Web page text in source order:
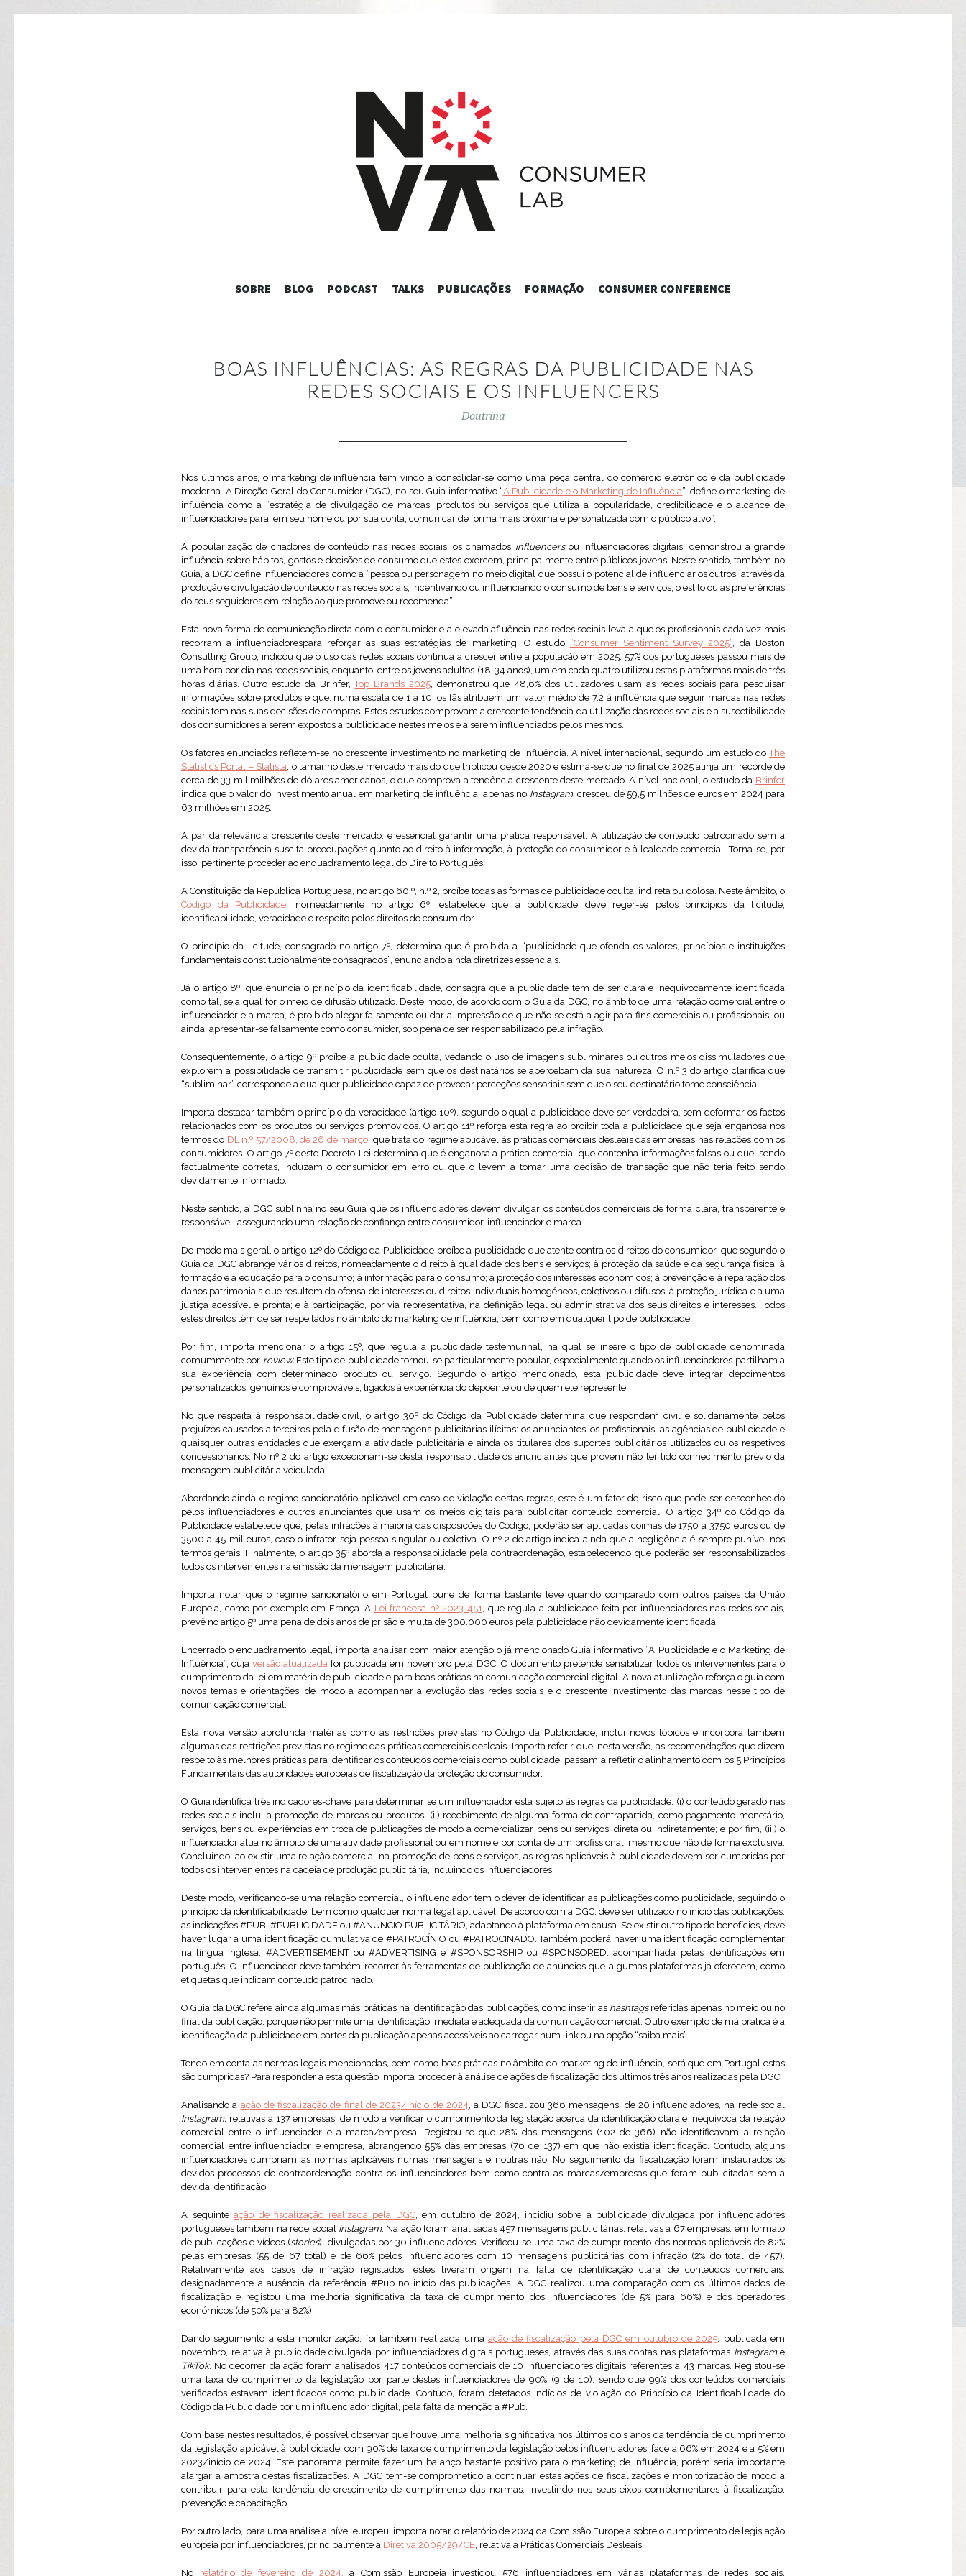
SKIP
SOBRE BLOG PODCAST TALKS PUBLICAÇÕES FORMAÇÃO CONSUMER CONFERENCE
BOAS INFLUÊNCIAS: AS REGRAS DA PUBLICIDADE NAS
REDES SOCIAIS E OS INFLUENCERS
Doutrina
Nos últimos anos, o marketing de influência tem vindo a consolidar-se como uma peça central do comércio eletrónico e da publicidade
moderna. A Direção-Geral do Consumidor (DGC), no seu Guia informativo “A Publicidade e o Marketing de Influência”, define o marketing de
influência como a “estratégia de divulgação de marcas, produtos ou serviços que utiliza a popularidade, credibilidade e o alcance de
influenciadores para, em seu nome ou por sua conta, comunicar de forma mais próxima e personalizada com o público alvo”.
A popularização de criadores de conteúdo nas redes sociais, os chamados influencers ou influenciadores digitais, demonstrou a grande
influência sobre hábitos, gostos e decisões de consumo que estes exercem, principalmente entre públicos jovens. Neste sentido, também no
Guia, a DGC define influenciadores como a “pessoa ou personagem no meio digital que possui o potencial de influenciar os outros, através da
produção e divulgação de conteúdo nas redes sociais, incentivando ou influenciando o consumo de bens e serviços, o estilo ou as preferências
do seus seguidores em relação ao que promove ou recomenda”.
Esta nova forma de comunicação direta com o consumidor e a elevada afluência nas redes sociais leva a que os profissionais cada vez mais
recorram a influenciadorespara reforçar as suas estratégias de marketing. O estudo “Consumer Sentiment Survey 2025”, da Boston
Consulting Group, indicou que o uso das redes sociais continua a crescer entre a população em 2025. 57% dos portugueses passou mais de
uma hora por dia nas redes sociais, enquanto, entre os jovens adultos (18-34 anos), um em cada quatro utilizou estas plataformas mais de três
horas diárias. Outro estudo da Brinfer,Top Brands 2025, demonstrou que 48,6% dos utilizadores usam as redes sociais para pesquisar
informações sobre produtos e que, numa escala de 1 a 10, os fãs atribuem um valor médio de 7.2 à influência que seguir marcas nas redes
sociais tem nas suas decisões de compras. Estes estudos comprovam a crescente tendência da utilização das redes sociais e a suscetibilidade
dos consumidores a serem expostos a publicidade nestes meios e a serem influenciados pelos mesmos.
Os fatores enunciados refletem-se no crescente investimento no marketing de influência. A nível internacional, segundo um estudo doThe
Statistics Portal – Statista, o tamanho deste mercado mais do que triplicou desde 2020 e estima-se que no final de 2025 atinja um recorde de
cerca de 33 mil milhões de dólares americanos, o que comprova a tendência crescente deste mercado. A nível nacional, o estudo da Brinfer
indica que o valor do investimento anual em marketing de influência, apenas no Instagram, cresceu de 59,5 milhões de euros em 2024 para
63 milhões em 2025.
A par da relevância crescente deste mercado, é essencial garantir uma prática responsável. A utilização de conteúdo patrocinado sem a
devida transparência suscita preocupações quanto ao direito à informação, à proteção do consumidor e à lealdade comercial. Torna-se, por
isso, pertinente proceder ao enquadramento legal do Direito Português.
A Constituição da República Portuguesa, no artigo 60.º, n.º 2, proíbe todas as formas de publicidade oculta, indireta ou dolosa. Neste âmbito, o
Código da Publicidade, nomeadamente no artigo 6º, estabelece que a publicidade deve reger-se pelos princípios da licitude,
identificabilidade, veracidade e respeito pelos direitos do consumidor.
O princípio da licitude, consagrado no artigo 7º, determina que é proibida a “publicidade que ofenda os valores, princípios e instituições
fundamentais constitucionalmente consagrados”, enunciando ainda diretrizes essenciais.
Já o artigo 8º, que enuncia o princípio da identificabilidade, consagra que a publicidade tem de ser clara e inequivocamente identificada
como tal, seja qual for o meio de difusão utilizado. Deste modo, de acordo com o Guia da DGC, no âmbito de uma relação comercial entre o
influenciador e a marca, é proibido alegar falsamente ou dar a impressão de que não se está a agir para fins comerciais ou profissionais, ou
ainda, apresentar-se falsamente como consumidor, sob pena de ser responsabilizado pela infração.
Consequentemente, o artigo 9º proíbe a publicidade oculta, vedando o uso de imagens subliminares ou outros meios dissimuladores que
explorem a possibilidade de transmitir publicidade sem que os destinatários se apercebam da sua natureza. O n.º 3 do artigo clarifica que
“subliminar” corresponde a qualquer publicidade capaz de provocar perceções sensoriais sem que o seu destinatário tome consciência.
Importa destacar também o princípio da veracidade (artigo 10º), segundo o qual a publicidade deve ser verdadeira, sem deformar os factos
relacionados com os produtos ou serviços promovidos. O artigo 11º reforça esta regra ao proibir toda a publicidade que seja enganosa nos
termos do DL n.º 57/2008, de 26 de março, que trata do regime aplicável às práticas comerciais desleais das empresas nas relações com os
consumidores. O artigo 7º deste Decreto-Lei determina que é enganosa a prática comercial que contenha informações falsas ou que, sendo
factualmente corretas, induzam o consumidor em erro ou que o levem a tomar uma decisão de transação que não teria feito sendo
devidamente informado.
Neste sentido, a DGC sublinha no seu Guia que os influenciadores devem divulgar os conteúdos comerciais de forma clara, transparente e
responsável, assegurando uma relação de confiança entre consumidor, influenciador e marca.
De modo mais geral, o artigo 12º do Código da Publicidade proíbe a publicidade que atente contra os direitos do consumidor, que segundo o
Guia da DGC abrange vários direitos, nomeadamente o direito à qualidade dos bens e serviços; à proteção da saúde e da segurança física; à
formação e à educação para o consumo; à informação para o consumo; à proteção dos interesses económicos; à prevenção e à reparação dos
danos patrimoniais que resultem da ofensa de interesses ou direitos individuais homogéneos, coletivos ou difusos; à proteção jurídica e a uma
justiça acessível e pronta; e à participação, por via representativa, na definição legal ou administrativa dos seus direitos e interesses. Todos
estes direitos têm de ser respeitados no âmbito do marketing de influência, bem como em qualquer tipo de publicidade.
Por fim, importa mencionar o artigo 15º, que regula a publicidade testemunhal, na qual se insere o tipo de publicidade denominada
comummente por review. Este tipo de publicidade tornou-se particularmente popular, especialmente quando os influenciadores partilham a
sua experiência com determinado produto ou serviço. Segundo o artigo mencionado, esta publicidade deve integrar depoimentos
personalizados, genuínos e comprováveis, ligados à experiência do depoente ou de quem ele represente.
No que respeita à responsabilidade civil, o artigo 30º do Código da Publicidade determina que respondem civil e solidariamente pelos
prejuízos causados a terceiros pela difusão de mensagens publicitárias ilícitas: os anunciantes, os profissionais, as agências de publicidade e
quaisquer outras entidades que exerçam a atividade publicitária e ainda os titulares dos suportes publicitários utilizados ou os respetivos
concessionários. No nº 2 do artigo excecionam-se desta responsabilidade os anunciantes que provem não ter tido conhecimento prévio da
mensagem publicitária veiculada.
Abordando ainda o regime sancionatório aplicável em caso de violação destas regras, este é um fator de risco que pode ser desconhecido
pelos influenciadores e outros anunciantes que usam os meios digitais para publicitar conteúdo comercial. O artigo 34º do Código da
Publicidade estabelece que, pelas infrações à maioria das disposições do Código, poderão ser aplicadas coimas de 1750 a 3750 euros ou de
3500 a 45 mil euros, caso o infrator seja pessoa singular ou coletiva. O nº 2 do artigo indica ainda que a negligência é sempre punível nos
termos gerais. Finalmente, o artigo 35º aborda a responsabilidade pela contraordenação, estabelecendo que poderão ser responsabilizados
todos os intervenientes na emissão da mensagem publicitária.
Importa notar que o regime sancionatório em Portugal pune de forma bastante leve quando comparado com outros países da União
Europeia, como por exemplo em França. A Lei francesa nº 2023-451, que regula a publicidade feita por influenciadores nas redes sociais,
prevê no artigo 5º uma pena de dois anos de prisão e multa de 300.000 euros pela publicidade não devidamente identificada.
Encerrado o enquadramento legal, importa analisar com maior atenção o já mencionado Guia informativo “A Publicidade e o Marketing de
Influência”, cujaversão atualizada foi publicada em novembro pela DGC. O documento pretende sensibilizar todos os intervenientes para o
cumprimento da lei em matéria de publicidade e para boas práticas na comunicação comercial digital. A nova atualização reforça o guia com
novos temas e orientações, de modo a acompanhar a evolução das redes sociais e o crescente investimento das marcas nesse tipo de
comunicação comercial.
Esta nova versão aprofunda matérias como as restrições previstas no Código da Publicidade, inclui novos tópicos e incorpora também
algumas das restrições previstas no regime das práticas comerciais desleais. Importa referir que, nesta versão, as recomendações que dizem
respeito às melhores práticas para identificar os conteúdos comerciais como publicidade, passam a refletir o alinhamento com os 5 Princípios
Fundamentais das autoridades europeias de fiscalização da proteção do consumidor.
O Guia identifica três indicadores-chave para determinar se um influenciador está sujeito às regras da publicidade: (i) o conteúdo gerado nas
redes sociais inclui a promoção de marcas ou produtos; (ii) recebimento de alguma forma de contrapartida, como pagamento monetário,
serviços, bens ou experiências em troca de publicações de modo a comercializar bens ou serviços, direta ou indiretamente; e por fim, (iii) o
influenciador atua no âmbito de uma atividade profissional ou em nome e por conta de um profissional, mesmo que não de forma exclusiva.
Concluindo, ao existir uma relação comercial na promoção de bens e serviços, as regras aplicáveis à publicidade devem ser cumpridas por
todos os intervenientes na cadeia de produção publicitária, incluindo os influenciadores.
Deste modo, verificando-se uma relação comercial, o influenciador tem o dever de identificar as publicações como publicidade, seguindo o
princípio da identificabilidade, bem como qualquer norma legal aplicável. De acordo com a DGC, deve ser utilizado no início das publicações,
as indicações #PUB, #PUBLICIDADE ou #ANÚNCIO PUBLICITÁRIO, adaptando à plataforma em causa. Se existir outro tipo de benefícios, deve
haver lugar a uma identificação cumulativa de #PATROCÍNIO ou #PATROCINADO. Também poderá haver uma identificação complementar
na língua inglesa: #ADVERTISEMENT ou #ADVERTISING e #SPONSORSHIP ou #SPONSORED, acompanhada pelas identificações em
português. O influenciador deve também recorrer às ferramentas de publicação de anúncios que algumas plataformas já oferecem, como
etiquetas que indicam conteúdo patrocinado.
O Guia da DGC refere ainda algumas más práticas na identificação das publicações, como inserir as hashtags referidas apenas no meio ou no
final da publicação, porque não permite uma identificação imediata e adequada da comunicação comercial. Outro exemplo de má prática é a
identificação da publicidade em partes da publicação apenas acessíveis ao carregar num link ou na opção “saiba mais”.
Tendo em conta as normas legais mencionadas, bem como boas práticas no âmbito do marketing de influência, será que em Portugal estas
são cumpridas? Para responder a esta questão importa proceder à análise de ações de fiscalização dos últimos três anos realizadas pela DGC.
Analisando a ação de fiscalização de final de 2023/início de 2024, a DGC fiscalizou 366 mensagens, de 20 influenciadores, na rede social
Instagram, relativas a 137 empresas, de modo a verificar o cumprimento da legislação acerca da identificação clara e inequívoca da relação
comercial entre o influenciador e a marca/empresa. Registou-se que 28% das mensagens (102 de 366) não identificavam a relação
comercial entre influenciador e empresa, abrangendo 55% das empresas (76 de 137) em que não existia identificação. Contudo, alguns
influenciadores cumpriam as normas aplicáveis numas mensagens e noutras não. No seguimento da fiscalização foram instaurados os
devidos processos de contraordenação contra os influenciadores bem como contra as marcas/empresas que foram publicitadas sem a
devida identificação.
A seguinteação de fiscalização realizada pela DGC, em outubro de 2024, incidiu sobre a publicidade divulgada por influenciadores
portugueses também na rede social Instagram. Na ação foram analisadas 457 mensagens publicitárias, relativas a 67 empresas, em formato
de publicações e vídeos (stories), divulgadas por 30 influenciadores. Verificou-se uma taxa de cumprimento das normas aplicáveis de 82%
pelas empresas (55 de 67 total) e de 66% pelos influenciadores com 10 mensagens publicitárias com infração (2% do total de 457).
Relativamente aos casos de infração registados, estes tiveram origem na falta de identificação clara de conteúdos comerciais,
designadamente a ausência da referência #Pub no início das publicações. A DGC realizou uma comparação com os últimos dados de
fiscalização e registou uma melhoria significativa da taxa de cumprimento dos influenciadores (de 5% para 66%) e dos operadores
económicos (de 50% para 82%).
Dando seguimento a esta monitorização, foi também realizada uma ação de fiscalização pela DGC em outubro de 2025, publicada em
novembro, relativa à publicidade divulgada por influenciadores digitais portugueses, através das suas contas nas plataformas Instagram e
TikTok. No decorrer da ação foram analisados 417 conteúdos comerciais de 10 influenciadores digitais referentes a 43 marcas. Registou-se
uma taxa de cumprimento da legislação por parte destes influenciadores de 90% (9 de 10), sendo que 99% dos conteúdos comerciais
verificados estavam identificados como publicidade. Contudo, foram detetados indícios de violação do Princípio da Identificabilidade do
Código da Publicidade por um influenciador digital, pela falta da menção a #Pub.
Com base nestes resultados, é possível observar que houve uma melhoria significativa nos últimos dois anos da tendência de cumprimento
da legislação aplicável à publicidade, com 90% de taxa de cumprimento da legislação pelos influenciadores, face a 66% em 2024 e a 5% em
2023/início de 2024. Este panorama permite fazer um balanço bastante positivo para o marketing de influência, porém seria importante
alargar a amostra destas fiscalizações. A DGC tem-se comprometido a continuar estas ações de fiscalizações e monitorização de modo a
contribuir para esta tendência de crescimento de cumprimento das normas, investindo nos seus eixos complementares à fiscalização:
prevenção e capacitação.
Por outro lado, para uma análise a nível europeu, importa notar o relatório de 2024 da Comissão Europeia sobre o cumprimento de legislação
europeia por influenciadores, principalmente a Diretiva 2005/29/CE, relativa a Práticas Comerciais Desleais.
No relatório de fevereiro de 2024, a Comissão Europeia investigou 576 influenciadores em várias plataformas de redes sociais,